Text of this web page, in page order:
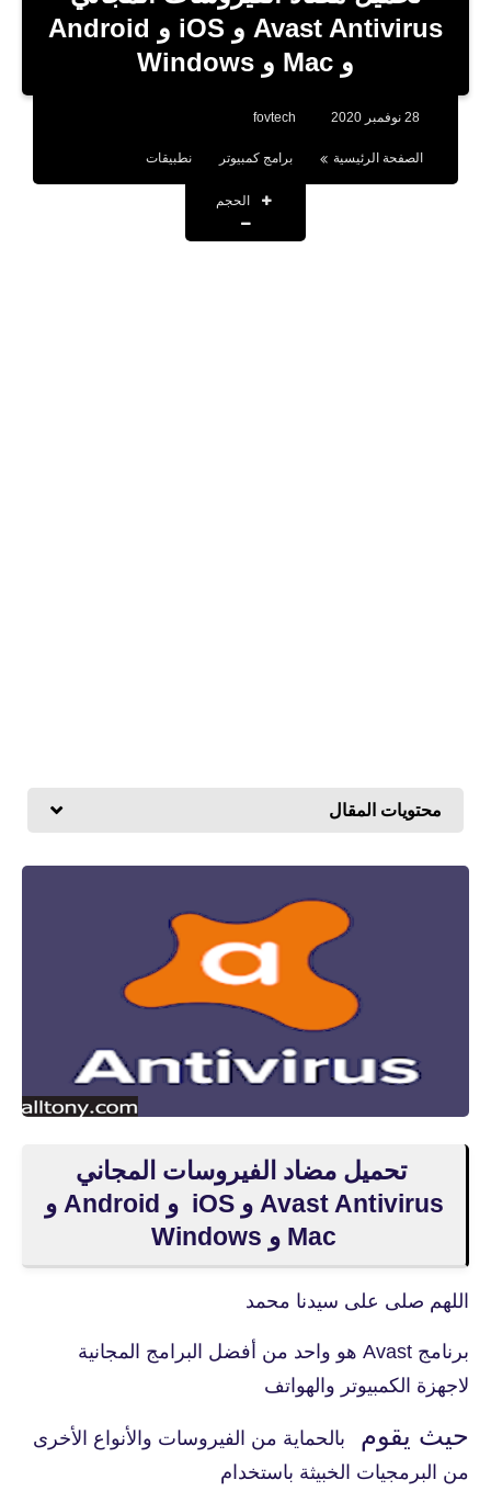
بلوجر
اخبار
برامج كمبيوتر
تطبيقات
Avast Antivirus و iOS و Android
و Mac و Windows
28 نوفمبر 2020 fovtech
الصفحة الرئيسية برامج كمبيوتر نطبيقات
الحجم
محتويات المقال
تحميل مضاد الفيروسات المجاني
Avast Antivirus و iOS و Android و
Mac و Windows
اللهم صلى على سيدنا محمد
برنامج Avast هو واحد من أفضل البرامج المجانية
لاجهزة الكمبيوتر والهواتف
حيث يقوم
بالحماية من الفيروسات والأنواع الأخرى
من البرمجيات الخبيثة باستخدام